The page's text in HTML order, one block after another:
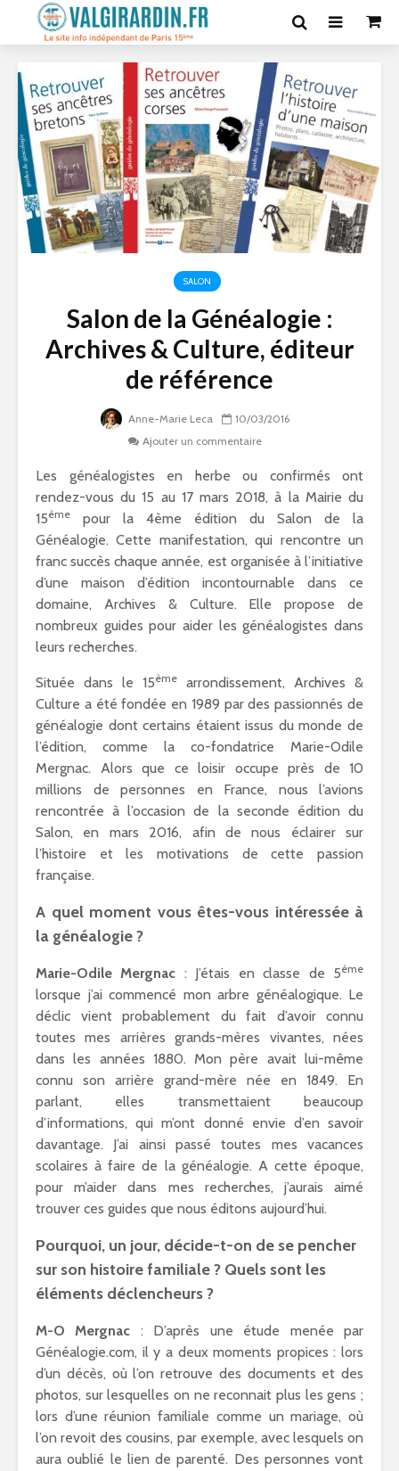
SALON
Salon de la Généalogie :
Archives & Culture, éditeur
de référence
Anne-Marie Leca
10/03/2016
Ajouter un commentaire
Les généalogistes en herbe ou confirmés ont
rendez-vous du 15 au 17 mars 2018, à la Mairie du
15ème
pour la 4ème édition du Salon de la
Généalogie. Cette manifestation, qui rencontre un
franc succès chaque année, est organisée à l’initiative
d’une maison d’édition incontournable dans ce
domaine, Archives & Culture. Elle propose de
nombreux guides pour aider les généalogistes dans
leurs recherches.
Située dans le 15ème
arrondissement, Archives &
Culture a été fondée en 1989 par des passionnés de
généalogie dont certains étaient issus du monde de
l’édition, comme la co-fondatrice Marie-Odile
Mergnac. Alors que ce loisir occupe près de 10
millions de personnes en France, nous l’avions
rencontrée à l’occasion de la seconde édition du
Salon, en mars 2016, afin de nous éclairer sur
l’histoire et les motivations de cette passion
française.
A quel moment vous êtes-vous intéressée à
la généalogie ?
Marie-Odile Mergnac : J’étais en classe de 5ème
lorsque j’ai commencé mon arbre généalogique. Le
déclic vient probablement du fait d’avoir connu
toutes mes arrières grands-mères vivantes, nées
dans les années 1880. Mon père avait lui-même
connu son arrière grand-mère née en 1849. En
parlant, elles transmettaient beaucoup
d’informations, qui m’ont donné envie d’en savoir
davantage. J’ai ainsi passé toutes mes vacances
scolaires à faire de la généalogie. A cette époque,
pour m’aider dans mes recherches, j’aurais aimé
trouver ces guides que nous éditons aujourd’hui.
Pourquoi, un jour, décide-t-on de se pencher
sur son histoire familiale ? Quels sont les
éléments déclencheurs ?
M-O Mergnac : D’après une étude menée par
Généalogie.com, il y a deux moments propices : lors
d’un décès, où l’on retrouve des documents et des
photos, sur lesquelles on ne reconnait plus les gens ;
lors d’une réunion familiale comme un mariage, où
l’on revoit des cousins, par exemple, avec lesquels on
aura oublié le lien de parenté. Des personnes vont